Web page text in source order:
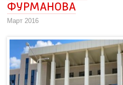
ФУРМАНОВА
Март 2016